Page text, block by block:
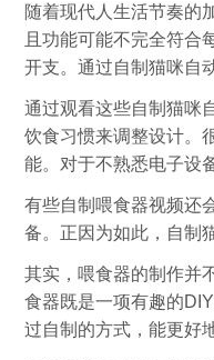
随着现代人生活节奏的
且功能可能不完全符合
开支。通过自制猫咪自
通过观看这些自制猫咪
饮食习惯来调整设计。
能。对于不熟悉电子设
有些自制喂食器视频还
备。正因为如此，自制
其实，喂食器的制作并
食器既是一项有趣的
过自制的方式，能更好